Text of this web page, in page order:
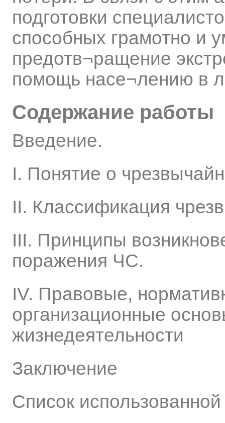
подготовки
способных грамотно и
предотв¬ращение
помощь насе¬лению в
Содержание работы
Введение.
І. Понятие о
ІІ. Классификация
ІІІ. Принципы
поражения ЧС.
ІV. Правовые,
организационные
жизнедеятельности
Заключение
Список